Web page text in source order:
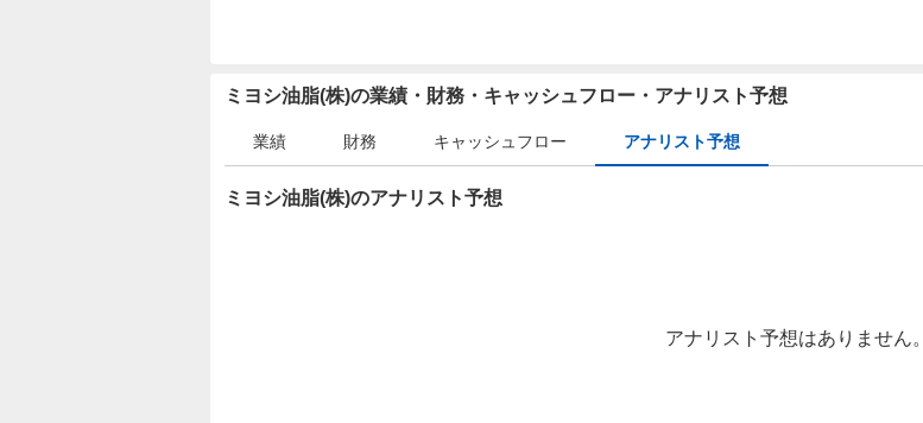
ミヨシ油脂(株)の業績・財務・キャッシュフロー・アナリスト予想
業績 財務 キャッシュフロー アナリスト予想
ミヨシ油脂(株)のアナリスト予想
アナリスト予想はありません。